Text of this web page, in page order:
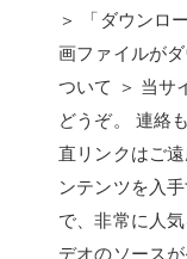
＞ 「ダウンロ
画ファイルが
ついて ＞ 当サ
どうぞ。 連絡
直リンクはご
ンテンツを入
で、非常に人
デオのソース